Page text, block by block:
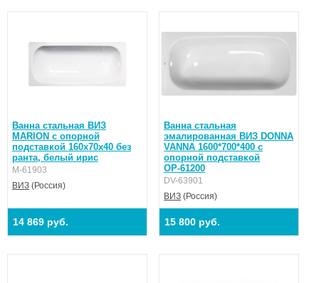
Ванна стальная ВИЗ
MARION с опорной
подставкой 160х70х40 без
ранта, белый ирис
M-61903
ВИЗ (Россия)
14 869 руб.
Ванна стальная
эмалированная ВИЗ DONNA
VANNA 1600*700*400 с
опорной подставкой
ОР-61200
DV-63901
ВИЗ (Россия)
15 800 руб.